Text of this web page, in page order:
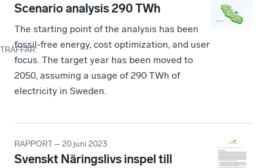
TRÄFFAR:
Scenario analysis 290 TWh
The starting point of the analysis has been
fossil-free energy, cost optimization, and user
focus. The target year has been moved to
2050, assuming a usage of 290 TWh of
electricity in Sweden.
RAPPORT – 20 juni 2023
Svenskt Näringslivs inspel till